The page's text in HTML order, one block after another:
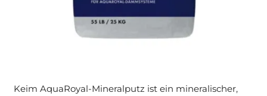
Keim AquaRoyal-Mineralputz ist ein mineralischer,